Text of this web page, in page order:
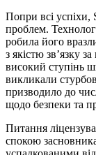
Попри всі успіхи,
проблем.
робила його
з якістю зв’язку
високий ступінь
викликали
призводило до
щодо безпеки та
Питання
спокою